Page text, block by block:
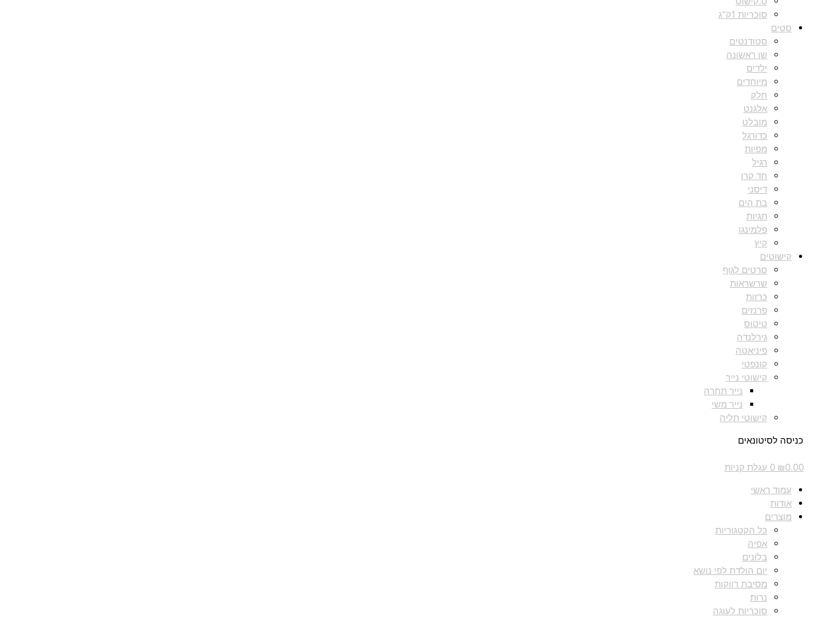
סוכריות 1ק"ג
סטים
סטודנטים
שן ראשונה
ילדים
מיוחדים
חלק
אלגנט
מובלט
כדורגל
מפיות
רגיל
חד קרן
דיסני
בת הים
תגיות
פלמינגו
קיץ
קישוטים
סרטים לגוף
שרשראות
כרזות
פרנזים
טיטוס
גירלנדה
פיניאטה
קונפטי
קישוטי נייר
נייר תחרה
נייר משי
קישוטי תליה
כניסה לסיטונאים
₪0.00
0 עגלת קניות
עמוד ראשי
אודות
מוצרים
כל הקטגוריות
אפיה
בלונים
יום הולדת לפי נושא
מסיבת רווקות
נרות
סוכריות לעוגה